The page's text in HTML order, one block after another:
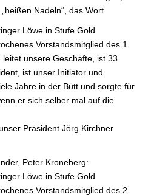
Nadeln“, das Wort.
Löwe in Stufe Gold
Vorstandsmitglied des 1.
unsere Geschäfte, ist 33
ist unser Initiator und
Jahre in der Bütt und sorgte für
er sich selber mal auf die
Präsident Jörg Kirchner
Peter Kroneberg:
Löwe in Stufe Gold
Vorstandsmitglied des 2.